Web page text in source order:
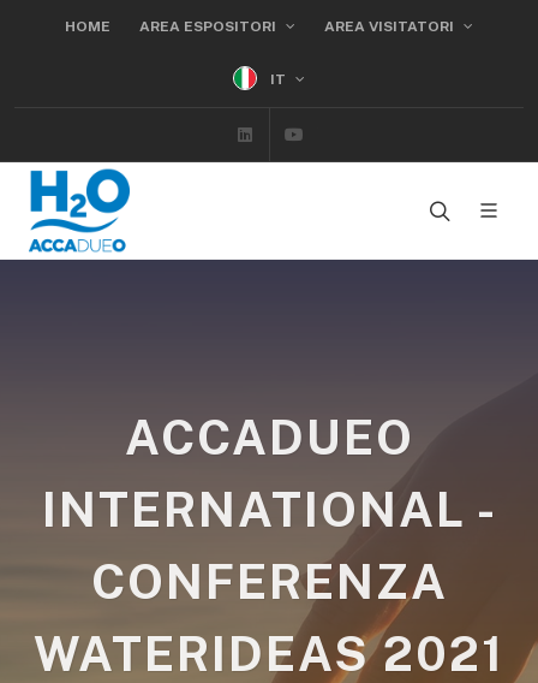
HOME AREA ESPOSITORI AREA VISITATORI
IT
Linkedin
ACCADUEO
INTERNATIONAL -
CONFERENZA
WATERIDEAS 2021